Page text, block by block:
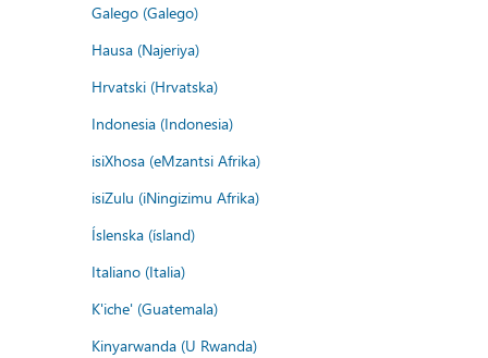
Galego (Galego)
Hausa (Najeriya)
Hrvatski (Hrvatska)
Indonesia (Indonesia)
isiXhosa (eMzantsi Afrika)
isiZulu (iNingizimu Afrika)
Íslenska (ísland)
Italiano (Italia)
K'iche' (Guatemala)
Kinyarwanda (U Rwanda)